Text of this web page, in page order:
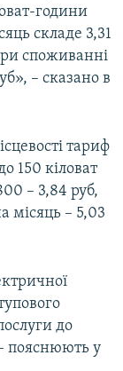
години
складе 3,31
споживанні
– сказано в
тариф
150 кіловат
– 3,84 руб,
місяць – 5,03
до
пояснюють у